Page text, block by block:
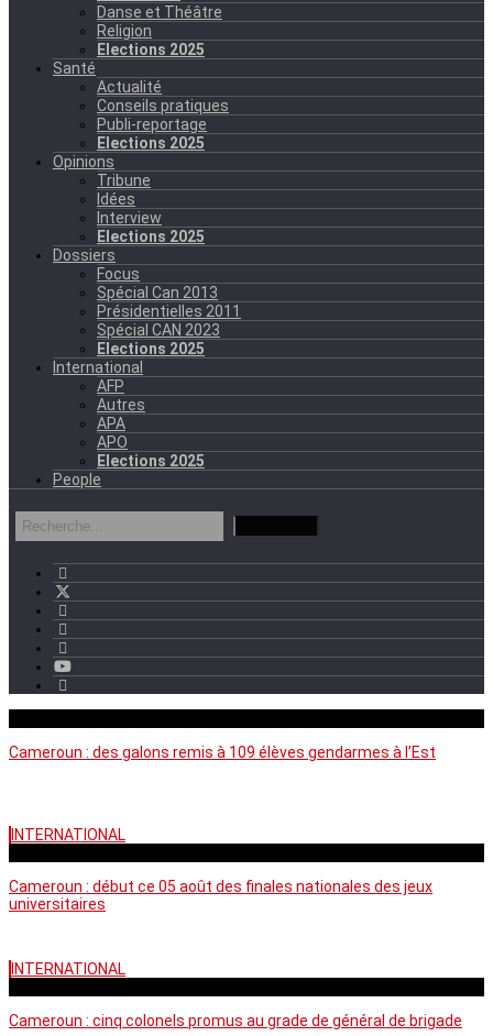
Danse et Théâtre
Religion
Elections 2025
Santé
Actualité
Conseils pratiques
Publi-reportage
Elections 2025
Opinions
Tribune
Idées
Interview
Elections 2025
Dossiers
Focus
Spécial Can 2013
Présidentielles 2011
Spécial CAN 2023
Elections 2025
International
AFP
Autres
APA
APO
Elections 2025
People
Cameroun : des galons remis à 109 élèves gendarmes à l’Est
INTERNATIONAL
Cameroun : début ce 05 août des finales nationales des jeux
universitaires
INTERNATIONAL
Cameroun : cinq colonels promus au grade de général de brigade